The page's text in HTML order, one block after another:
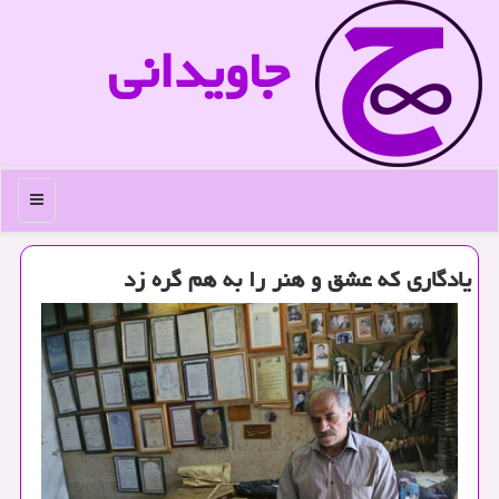
جاویدانی
منو
یادگاری كه عشق و هنر را به هم گره زد